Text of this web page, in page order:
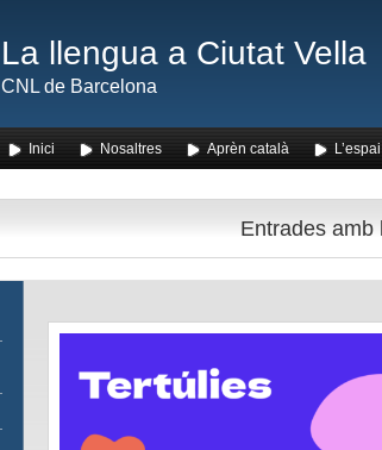
La llengua a Ciutat Vella
CNL de Barcelona
Inici Nosaltres Aprèn català
Entrades amb